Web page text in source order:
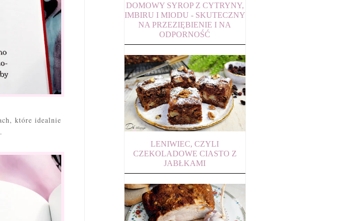
które idealnie
DOMOWY SYROP Z CYTRYNY,
IMBIRU I MIODU - SKUTECZNY
NA PRZEZIĘBIENIE I NA
ODPORNOŚĆ
LENIWIEC, CZYLI
CZEKOLADOWE CIASTO Z
JABŁKAMI